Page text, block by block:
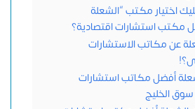
اختيار مكتب “الشعلة
مكتب استشارات اقتصادية؟
عن مكاتب الاستشارات
أفضل مكاتب استشارات
الخليج